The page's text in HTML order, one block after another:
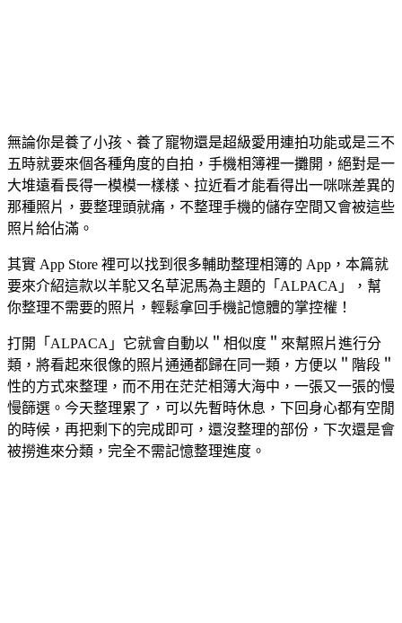
無論你是養了小孩、養了寵物還是超級愛用連拍功能或是三不
五時就要來個各種角度的自拍，手機相簿裡一攤開，絕對是一
大堆遠看長得一模模一樣樣、拉近看才能看得出一咪咪差異的
那種照片，要整理頭就痛，不整理手機的儲存空間又會被這些
照片給佔滿。
其實 App Store 裡可以找到很多輔助整理相簿的 App，本篇就
要來介紹這款以羊駝又名草泥馬為主題的「ALPACA」，幫
你整理不需要的照片，輕鬆拿回手機記憶體的掌控權！
打開「ALPACA」它就會自動以＂相似度＂來幫照片進行分
類，將看起來很像的照片通通都歸在同一類，方便以＂階段＂
性的方式來整理，而不用在茫茫相簿大海中，一張又一張的慢
慢篩選。今天整理累了，可以先暫時休息，下回身心都有空閒
的時候，再把剩下的完成即可，還沒整理的部份，下次還是會
被撈進來分類，完全不需記憶整理進度。